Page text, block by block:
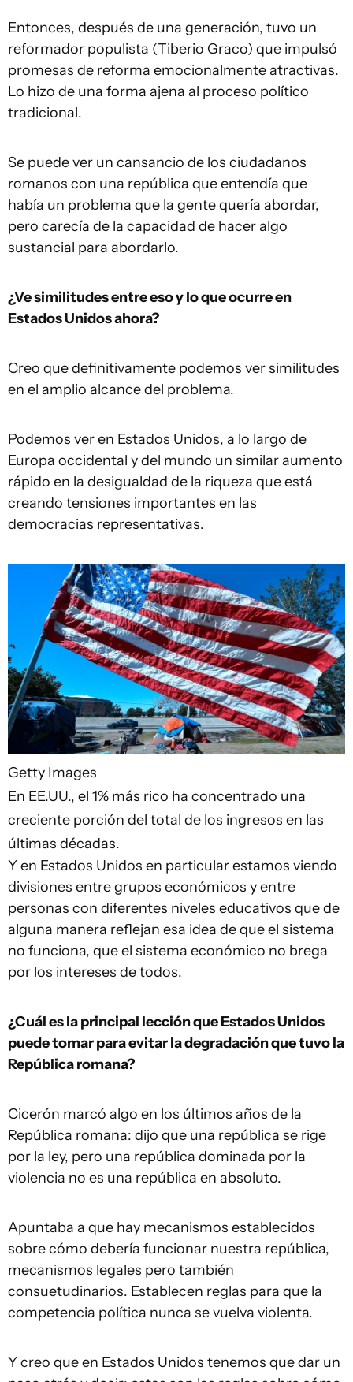
Entonces, después de una generación, tuvo un
reformador populista (Tiberio Graco) que impulsó
promesas de reforma emocionalmente atractivas.
Lo hizo de una forma ajena al proceso político
tradicional.
Se puede ver un cansancio de los ciudadanos
romanos con una república que entendía que
había un problema que la gente quería abordar,
pero carecía de la capacidad de hacer algo
sustancial para abordarlo.
¿Ve similitudes entre eso y lo que ocurre en
Estados Unidosahora?
Creo que definitivamente podemos ver similitudes
en el amplio alcance del problema.
Podemos ver en Estados Unidos, a lo largo de
Europa occidental y del mundo un similar aumento
rápido en la desigualdad de la riqueza que está
creando tensiones importantes en las
democracias representativas.
Getty Images
En EE.UU., el 1% más rico ha concentrado una
creciente porción del total de los ingresos en las
últimas décadas.
Y en Estados Unidos en particular estamos viendo
divisiones entre grupos económicos y entre
personas con diferentes niveles educativos que de
alguna manera reflejan esa idea de que el sistema
no funciona, que el sistema económico no brega
por los intereses de todos.
¿Cuál es la principal lección que Estados Unidos
puede tomar para evitar la degradación que tuvo la
República romana?
Cicerón marcó algo en los últimos años de la
República romana: dijo que una república se rige
por la ley, pero una república dominada por la
violencia no es una república en absoluto.
Apuntaba a que hay mecanismos establecidos
sobre cómo debería funcionar nuestra república,
mecanismos legales pero también
consuetudinarios. Establecen reglas para que la
competencia política nunca se vuelva violenta.
Y creo que en Estados Unidos tenemos que dar un